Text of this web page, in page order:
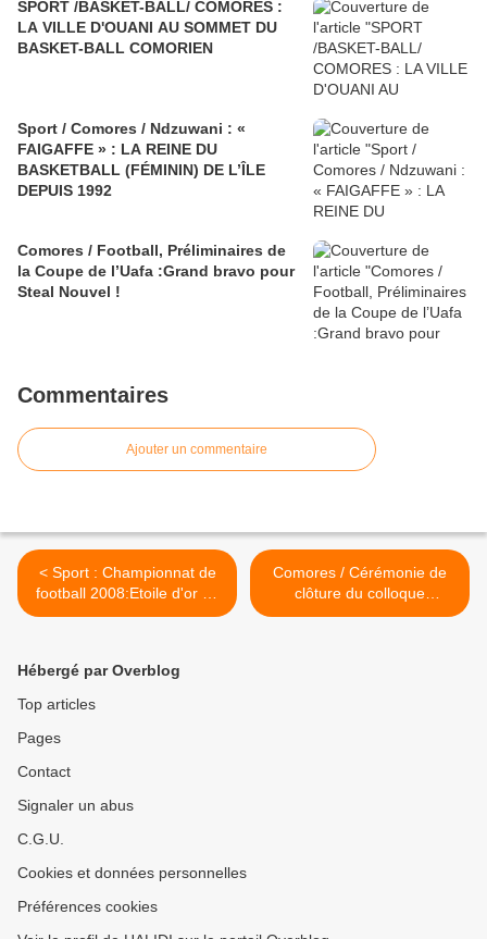
SPORT /BASKET-BALL/ COMORES :
LA VILLE D'OUANI AU SOMMET DU
BASKET-BALL COMORIEN
Sport / Comores / Ndzuwani : «
FAIGAFFE » : LA REINE DU
BASKETBALL (FÉMININ) DE L’ÎLE
DEPUIS 1992
Comores / Football, Préliminaires de
la Coupe de l’Uafa :Grand bravo pour
Steal Nouvel !
Commentaires
Ajouter un commentaire
< Sport : Championnat de
football 2008:Etoile d'or de
Mirontsi l'emporte
Comores / Cérémonie de
clôture du colloque
international sur le Karthala
Hébergé par Overblog
Top articles
Pages
Contact
Signaler un abus
C.G.U.
Cookies et données personnelles
Préférences cookies